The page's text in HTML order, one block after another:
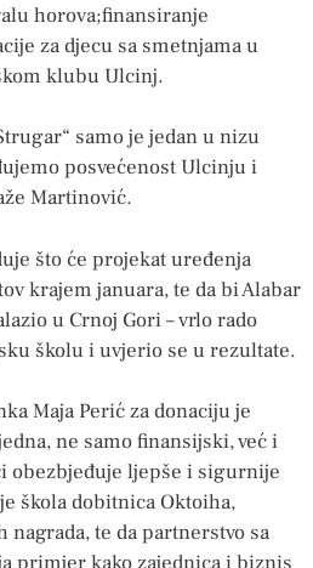
horova;finansiranje
za djecu sa smetnjama u
klubu Ulcinj.
samo je jedan u nizu
posvećenost Ulcinju i
Martinović.
što će projekat uređenja
krajem januara, te da bi Alabar
u Crnoj Gori – vrlo rado
školu i uvjerio se u rezultate.
Maja Perić za donaciju je
ne samo finansijski, već i
obezbjeđuje ljepše i sigurnije
škola dobitnica Oktoiha,
nagrada, te da partnerstvo sa